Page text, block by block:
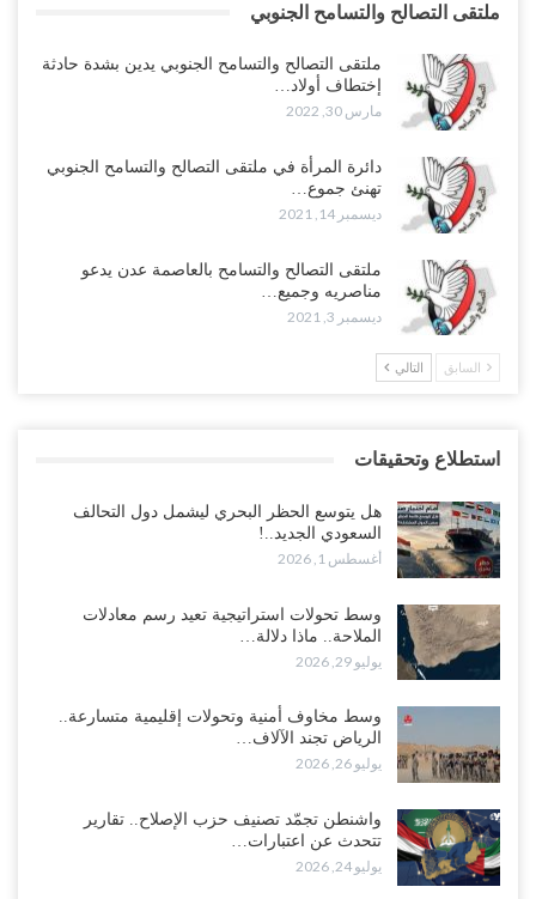
ملتقى التصالح والتسامح الجنوبي
ملتقى التصالح والتسامح الجنوبي يدين بشدة حادثة
إختطاف أولاد…
مارس 30, 2022
دائرة المرأة في ملتقى التصالح والتسامح الجنوبي
تهنئ جموع…
ديسمبر 14, 2021
ملتقى التصالح والتسامح بالعاصمة عدن يدعو
مناصريه وجميع…
ديسمبر 3, 2021
السابق التالي
استطلاع وتحقيقات
هل يتوسع الحظر البحري ليشمل دول التحالف
السعودي الجديد..!
أغسطس 1, 2026
وسط تحولات استراتيجية تعيد رسم معادلات
الملاحة.. ماذا دلالة…
يوليو 29, 2026
وسط مخاوف أمنية وتحولات إقليمية متسارعة..
الرياض تجند الآلاف…
يوليو 26, 2026
واشنطن تجمّد تصنيف حزب الإصلاح.. تقارير
تتحدث عن اعتبارات…
يوليو 24, 2026